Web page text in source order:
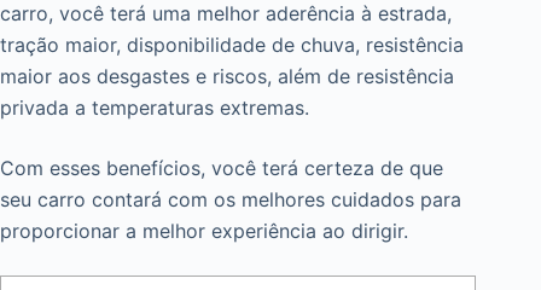
carro, você terá uma melhor aderência à estrada,
tração maior, disponibilidade de chuva, resistência
maior aos desgastes e riscos, além de resistência
privada a temperaturas extremas.
Com esses benefícios, você terá certeza de que
seu carro contará com os melhores cuidados para
proporcionar a melhor experiência ao dirigir.